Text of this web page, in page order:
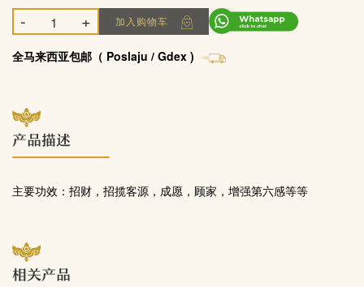
- + 加入购物车
全马来西亚包邮（ Poslaju / Gdex )
产品描述
主要功效：招财，招揽客源，成愿，顾家，增强第六感等等
相关产品